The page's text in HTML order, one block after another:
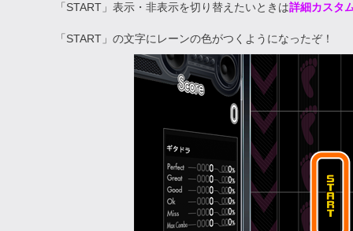
「START」表示・非表示を切り替えたいときは詳細カスタ
「START」の文字にレーンの色がつくようになったぞ！